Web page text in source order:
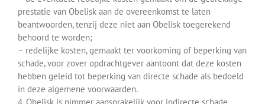
prestatie van Obelisk aan de overeenkomst te laten
beantwoorden, tenzij deze niet aan Obelisk toegerekend
behoord te worden;
– redelijke kosten, gemaakt ter voorkoming of beperking van
schade, voor zover opdrachtgever aantoont dat deze kosten
hebben geleid tot beperking van directe schade als bedoeld
in deze algemene voorwaarden.